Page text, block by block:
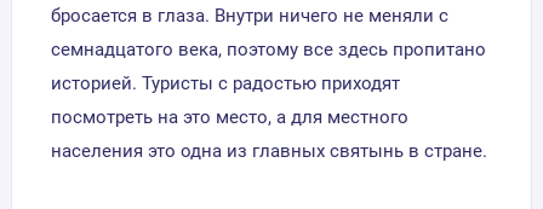
бросается в глаза. Внутри ничего не меняли с
семнадцатого века, поэтому все здесь пропитано
историей. Туристы с радостью приходят
посмотреть на это место, а для местного
населения это одна из главных святынь в стране.